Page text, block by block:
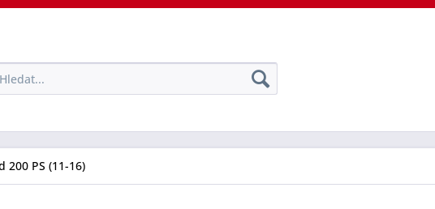
200 PS (11-16)